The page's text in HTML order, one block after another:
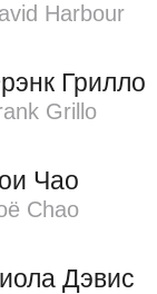
Harbour
Грилло
Grillo
Чао
Chao
Дэвис